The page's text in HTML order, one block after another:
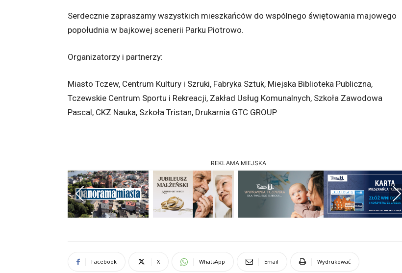
Serdecznie zapraszamy wszystkich mieszkańców do wspólnego świętowania majowego
popołudnia w bajkowej scenerii Parku Piotrowo.
Organizatorzy i partnerzy:
Miasto Tczew, Centrum Kultury i Szruki, Fabryka Sztuk, Miejska Biblioteka Publiczna,
Tczewskie Centrum Sportu i Rekreacji, Zakład Usług Komunalnych, Szkoła Zawodowa
Pascal, CKZ Nauka, Szkoła Tristan, Drukarnia GTC GROUP
REKLAMA MIEJSKA
Previous Next
Facebook X WhatsApp Email Wydrukować